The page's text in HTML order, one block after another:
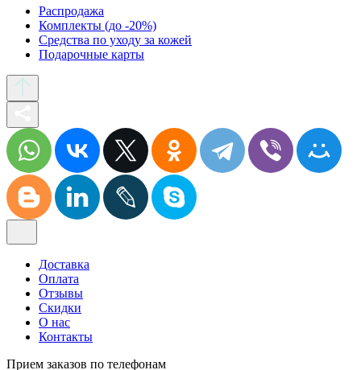
Распродажа
Комплекты (до -20%)
Средства по уходу за кожей
Подарочные карты
Доставка
Оплата
Отзывы
Скидки
О нас
Контакты
Прием заказов по телефонам